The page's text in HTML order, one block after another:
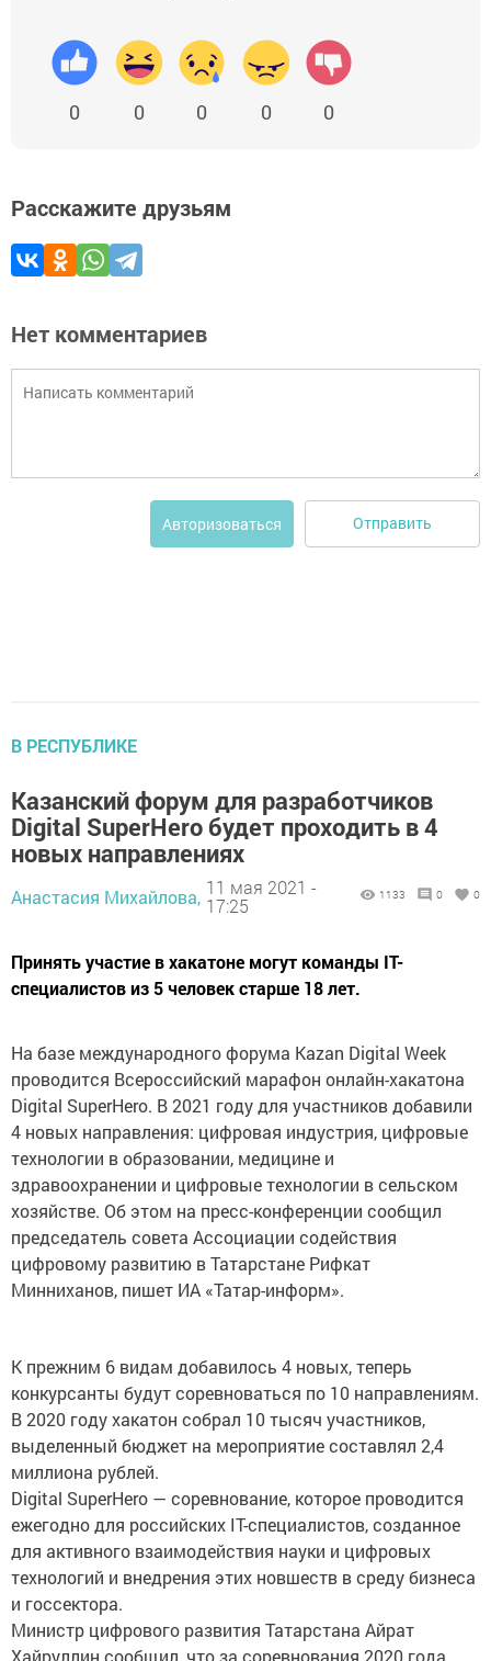
0 0 0 0 0
Расскажите друзьям
Нет комментариев
Авторизоваться Отправить
В РЕСПУБЛИКЕ
Казанский форум для разработчиков
Digital SuperHero будет проходить в 4
новых направлениях
Анастасия Михайлова, 11 мая 2021 -
17:25
1133 0 0
Принять участие в хакатоне могут команды IT-
специалистов из 5 человек старше 18 лет.
На базе международного форума Kazan Digital Week
проводится Всероссийский марафон онлайн-хакатона
Digital SuperHero. В 2021 году для участников добавили
4 новых направления: цифровая индустрия, цифровые
технологии в образовании, медицине и
здравоохранении и цифровые технологии в сельском
хозяйстве. Об этом на пресс-конференции сообщил
председатель совета Ассоциации содействия
цифровому развитию в Татарстане Рифкат
Минниханов, пишет ИА «Татар-информ».
К прежним 6 видам добавилось 4 новых, теперь
конкурсанты будут соревноваться по 10 направлениям.
В 2020 году хакатон собрал 10 тысяч участников,
выделенный бюджет на мероприятие составлял 2,4
миллиона рублей.
Digital SuperHero — соревнование, которое проводится
ежегодно для российских IT-специалистов, созданное
для активного взаимодействия науки и цифровых
технологий и внедрения этих новшеств в среду бизнеса
и госсектора.
Министр цифрового развития Татарстана Айрат
Хайруллин сообщил, что за соревнования 2020 года